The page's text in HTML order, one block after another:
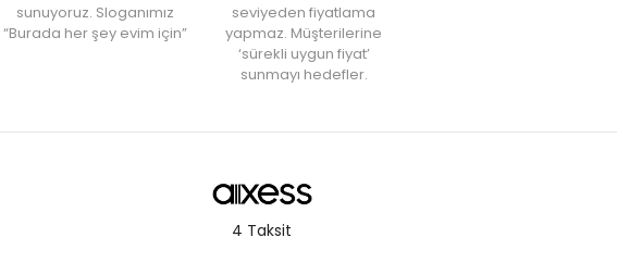
sunuyoruz. Sloganımız
“Burada her şey evim için”
seviyeden fiyatlama
yapmaz. Müşterilerine
‘sürekli uygun fiyat’
sunmayı hedefler.
4 Taksit